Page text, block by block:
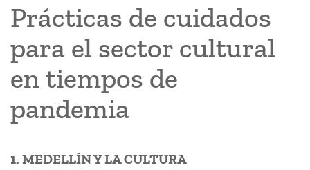
Prácticas de cuidados
para el sector cultural
en tiempos de
pandemia
1. MEDELLÍN Y LA CULTURA